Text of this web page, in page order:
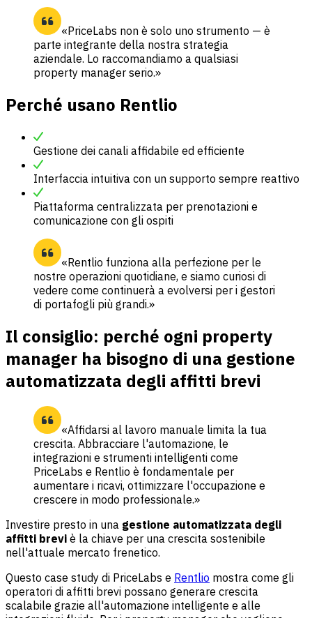
«PriceLabs non è solo uno strumento — è
parte integrante della nostra strategia
aziendale. Lo raccomandiamo a qualsiasi
property manager serio.»
Perché usano Rentlio
Gestione dei canali affidabile ed efficiente
Interfaccia intuitiva con un supporto sempre reattivo
Piattaforma centralizzata per prenotazioni e
comunicazione con gli ospiti
«Rentlio funziona alla perfezione per le
nostre operazioni quotidiane, e siamo curiosi di
vedere come continuerà a evolversi per i gestori
di portafogli più grandi.»
Il consiglio: perché ogni property
manager ha bisogno di una gestione
automatizzata degli affitti brevi
«Affidarsi al lavoro manuale limita la tua
crescita. Abbracciare l'automazione, le
integrazioni e strumenti intelligenti come
PriceLabs e Rentlio è fondamentale per
aumentare i ricavi, ottimizzare l'occupazione e
crescere in modo professionale.»
Investire presto in una gestione automatizzata degli
affitti brevi è la chiave per una crescita sostenibile
nell'attuale mercato frenetico.
Questo case study di PriceLabs e Rentlio mostra come gli
operatori di affitti brevi possano generare crescita
scalabile grazie all'automazione intelligente e alle